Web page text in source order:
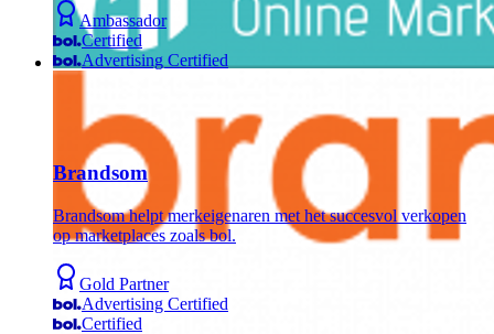
Ambassador
Certified
Advertising Certified
Brandsom
Brandsom helpt merkeigenaren met het succesvol verkopen
op marketplaces zoals bol.
Gold Partner
Advertising Certified
Certified